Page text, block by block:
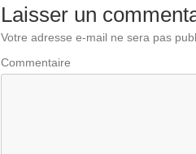
Laisser un
Votre adresse e-mail ne sera pas
Commentaire